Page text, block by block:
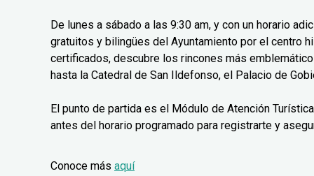
De lunes a sábado a las 9:30 am, y con un horario
gratuitos y bilingües del Ayuntamiento por el centro
certificados, descubre los rincones más
hasta la Catedral de San Ildefonso, el Palacio de
El punto de partida es el Módulo de Atención
antes del horario programado para registrarte y
Conoce más aquí